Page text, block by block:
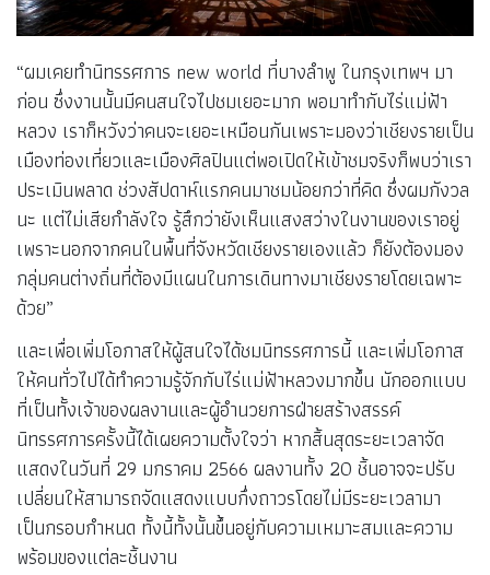
“ผมเคยทำนิทรรศการ new world ที่บางลำพู ในกรุงเทพฯ มา
ก่อน ซึ่งงานนั้นมีคนสนใจไปชมเยอะมาก พอมาทำกับไร่แม่ฟ้า
หลวง เราก็หวังว่าคนจะเยอะเหมือนกันเพราะมองว่าเชียงรายเป็น
เมืองท่องเที่ยวและเมืองศิลปินแต่พอเปิดให้เข้าชมจริงก็พบว่าเรา
ประเมินพลาด ช่วงสัปดาห์แรกคนมาชมน้อยกว่าที่คิด ซึ่งผมกังวล
นะ แต่ไม่เสียกำลังใจ รู้สึกว่ายังเห็นแสงสว่างในงานของเราอยู่
เพราะนอกจากคนในพื้นที่จังหวัดเชียงรายเองแล้ว ก็ยังต้องมอง
กลุ่มคนต่างถิ่นที่ต้องมีแผนในการเดินทางมาเชียงรายโดยเฉพาะ
ด้วย”
และเพื่อเพิ่มโอกาสให้ผู้สนใจได้ชมนิทรรศการนี้ และเพิ่มโอกาส
ให้คนทั่วไปได้ทำความรู้จักกับไร่แม่ฟ้าหลวงมากขึ้น นักออกแบบ
ที่เป็นทั้งเจ้าของผลงานและผู้อำนวยการฝ่ายสร้างสรรค์
นิทรรศการครั้งนี้ได้เผยความตั้งใจว่า หากสิ้นสุดระยะเวลาจัด
แสดงในวันที่ 29 มกราคม 2566 ผลงานทั้ง 20 ชิ้นอาจจะปรับ
เปลี่ยนให้สามารถจัดแสดงแบบกึ่งถาวรโดยไม่มีระยะเวลามา
เป็นกรอบกำหนด ทั้งนี้ทั้งนั้นขึ้นอยู่กับความเหมาะสมและความ
พร้อมของแต่ละชิ้นงาน